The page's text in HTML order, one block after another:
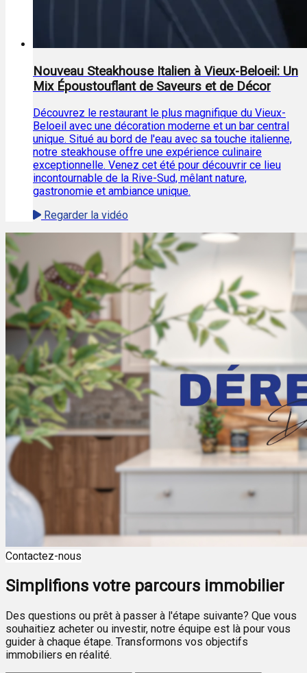
Nouveau Steakhouse Italien à Vieux-Beloeil: Un
Mix Époustouflant de Saveurs et de Décor
Découvrez le restaurant le plus magnifique du Vieux-
Beloeil avec une décoration moderne et un bar central
unique. Situé au bord de l'eau avec sa touche italienne,
notre steakhouse offre une expérience culinaire
exceptionnelle. Venez cet été pour découvrir ce lieu
incontournable de la Rive-Sud, mêlant nature,
gastronomie et ambiance unique.
Regarder la vidéo
Contactez-nous
Simplifions votre parcours immobilier
Des questions ou prêt à passer à l'étape suivante? Que vous
souhaitiez acheter ou investir, notre équipe est là pour vous
guider à chaque étape. Transformons vos objectifs
immobiliers en réalité.